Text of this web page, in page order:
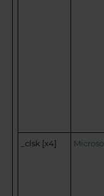
_clsk [x4]